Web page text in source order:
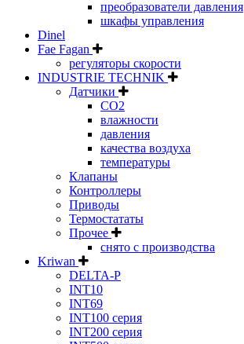
преобразователи давления
шкафы управления
Dinel
Fae Fagan
регуляторы скорости
INDUSTRIE TECHNIK
Датчики
CO2
влажности
давления
качества воздуха
температуры
Клапаны
Контроллеры
Приводы
Термостататы
Прочее
снято с производства
Kriwan
DELTA-P
INT10
INT69
INT100 серия
INT200 серия